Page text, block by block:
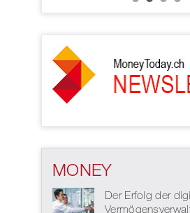
MONEY
Der Erfolg der